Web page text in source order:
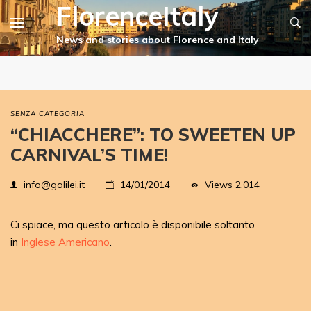
FlorenceItaly
SENZA CATEGORIA
“CHIACCHERE”: TO SWEETEN UP
CARNIVAL’S TIME!
info@galilei.it 14/01/2014 Views 2.014
Ci spiace, ma questo articolo è disponibile soltanto
in Inglese Americano.